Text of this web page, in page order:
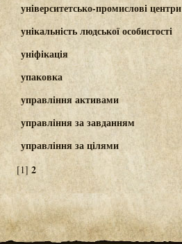
університетсько-промислові центри
унікальність людської особистості
уніфікація
упаковка
управління активами
управління за завданням
управління за цілями
[1] 2